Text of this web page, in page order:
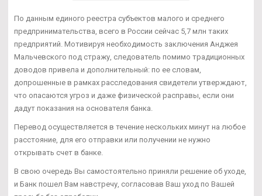
По данным единого реестра субъектов малого и среднего
предпринимательства, всего в России сейчас 5,7 млн таких
предприятий. Мотивируя необходимость заключения Анджея
Мальчевского под стражу, следователь помимо традиционных
доводов привела и дополнительный: по ее словам,
допрошенные в рамках расследования свидетели утверждают,
что опасаются угроз и даже физической расправы, если они
дадут показания на основателя банка.
Перевод осуществляется в течение нескольких минут на любое
расстояние, для его отправки или получении не нужно
открывать счет в банке.
В свою очередь Вы самостоятельно приняли решение об уходе,
и Банк пошел Вам навстречу, согласовав Ваш уход по Вашей